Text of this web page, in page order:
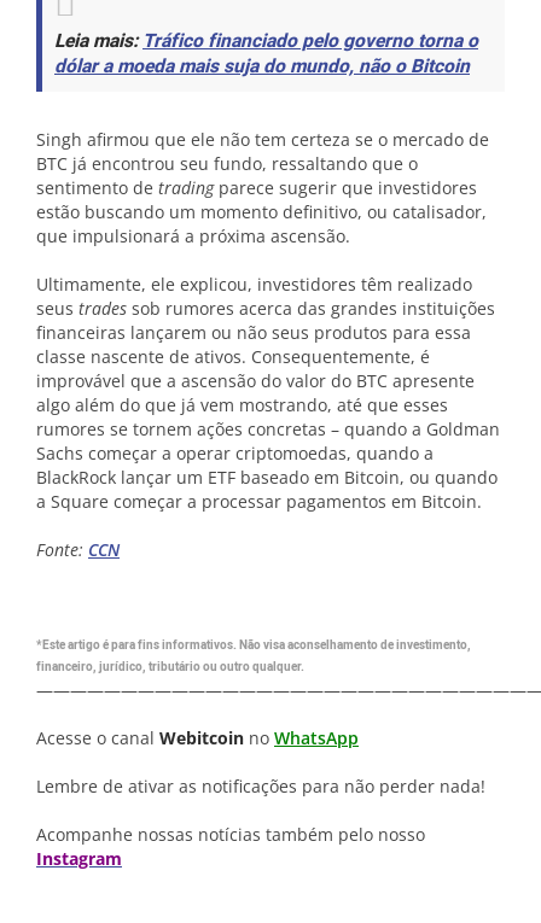
Leia mais:Tráfico financiado pelo governo torna o
dólar a moeda mais suja do mundo, não o Bitcoin
Singh afirmou que ele não tem certeza se o mercado de
BTC já encontrou seu fundo, ressaltando que o
sentimento de tradingparece sugerir que investidores
estão buscando um momento definitivo, ou catalisador,
que impulsionará a próxima ascensão.
Ultimamente, ele explicou, investidores têm realizado
seus trades sob rumores acerca das grandes instituições
financeiras lançarem ou não seus produtos para essa
classe nascente de ativos. Consequentemente, é
improvável que a ascensão do valor do BTC apresente
algo além do que já vem mostrando, até que esses
rumores se tornem ações concretas – quando a Goldman
Sachs começar a operar criptomoedas, quando a
BlackRock lançar um ETF baseado em Bitcoin, ou quando
a Square começar a processar pagamentos em Bitcoin.
Fonte: CCN
*Este artigo é para fins informativos. Não visa aconselhamento de investimento,
financeiro, jurídico, tributário ou outro qualquer.
Acesse o canal Webitcoin no WhatsApp
Lembre de ativar as notificações para não perder nada!
Acompanhe nossas notícias também pelo nosso
Instagram